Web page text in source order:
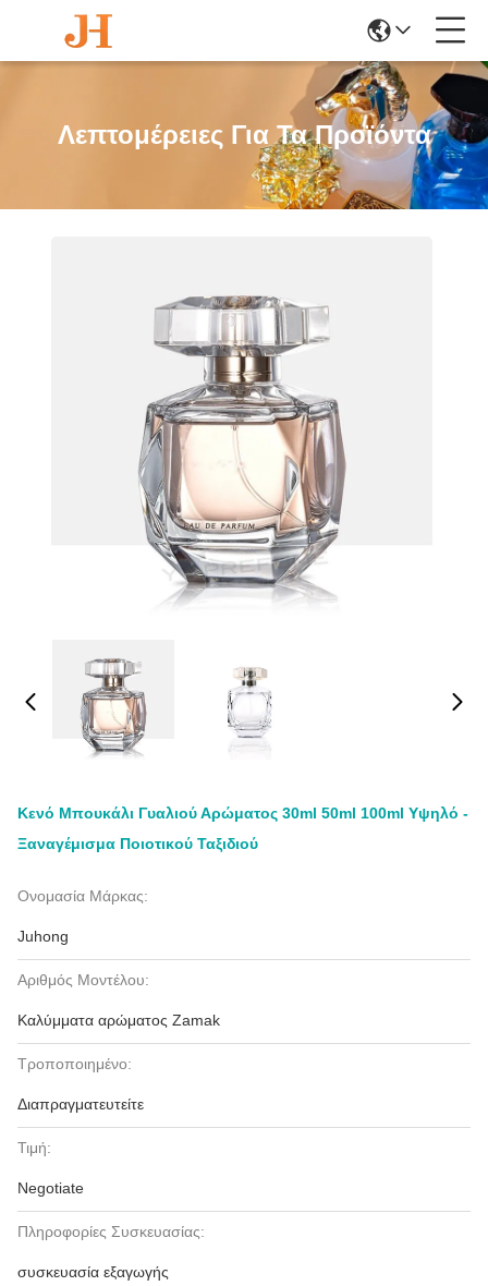
Λεπτομέρειες Για Τα Προϊόντα
Κενό Μπουκάλι Γυαλιού Αρώματος 30ml 50ml 100ml Υψηλό -
Ξαναγέμισμα Ποιοτικού Ταξιδιού
Ονομασία Μάρκας:
Juhong
Αριθμός Μοντέλου:
Καλύμματα αρώματος Zamak
Τροποποιημένο:
Διαπραγματευτείτε
Τιμή:
Negotiate
Πληροφορίες Συσκευασίας:
συσκευασία εξαγωγής